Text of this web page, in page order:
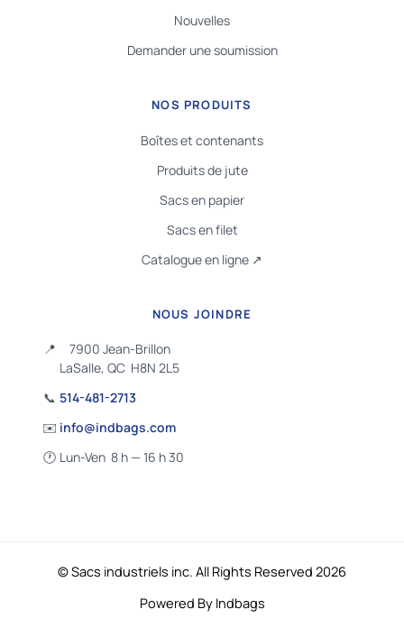
Nouvelles
Demander une soumission
NOS PRODUITS
Boîtes et contenants
Produits de jute
Sacs en papier
Sacs en filet
Catalogue en ligne ↗
NOUS JOINDRE
📍
7900 Jean-Brillon
LaSalle, QC H8N 2L5
📞 514-481-2713
✉️ info@indbags.com
🕐 Lun-Ven 8 h — 16 h 30
© Sacs industriels inc. All Rights Reserved 2026
Powered By Indbags